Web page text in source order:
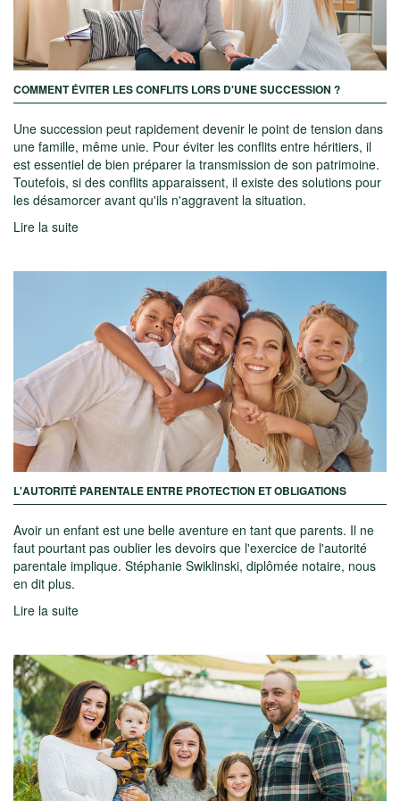
COMMENT ÉVITER LES CONFLITS LORS D'UNE SUCCESSION ?
Une succession peut rapidement devenir le point de tension dans
une famille, même unie. Pour éviter les conflits entre héritiers, il
est essentiel de bien préparer la transmission de son patrimoine.
Toutefois, si des conflits apparaissent, il existe des solutions pour
les désamorcer avant qu'ils n'aggravent la situation.
Lire la suite
L'AUTORITÉ PARENTALE ENTRE PROTECTION ET OBLIGATIONS
Avoir un enfant est une belle aventure en tant que parents. Il ne
faut pourtant pas oublier les devoirs que l'exercice de l'autorité
parentale implique. Stéphanie Swiklinski, diplômée notaire, nous
en dit plus.
Lire la suite